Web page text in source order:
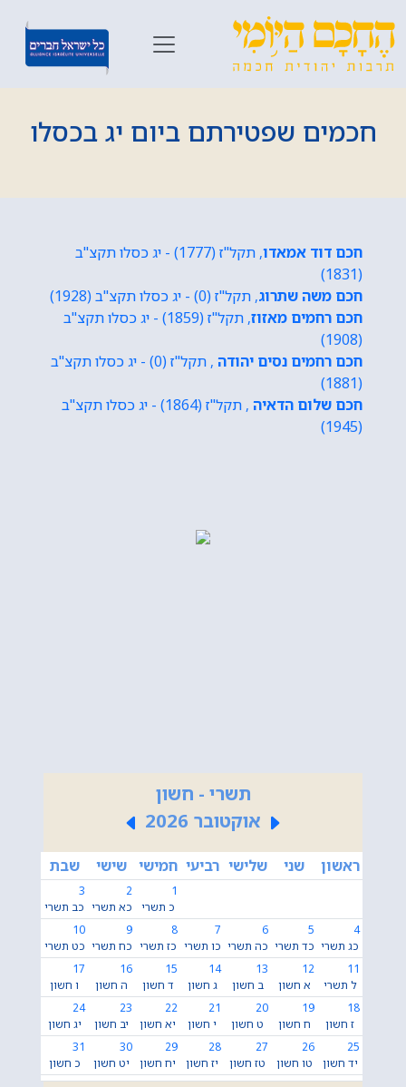
חכמים שפטירתם ביום יג בכסלו
חכם דוד אמאדו
, תקל"ז (1777) - יג כסלו תקצ"ב
(1831)
חכם משה שתרוג, תקל"ז (0) - יג כסלו תקצ"ב (1928)
חכם רחמים מאזוז
, תקל"ז (1859) - יג כסלו תקצ"ב
(1908)
חכם רחמים נסים יהודה
, תקל"ז (0) - יג כסלו תקצ"ב
(1881)
חכם שלום הדאיה
, תקל"ז (1864) - יג כסלו תקצ"ב
(1945)
תשרי - חשון
אוקטובר 2026
ראשון שני שלישי רביעי חמישי שישי שבת
1
כ תשרי
2
כא תשרי
3
כב תשרי
4
כג תשרי
5
כד תשרי
6
כה תשרי
7
כו תשרי
8
כז תשרי
9
כח תשרי
10
כט תשרי
11
ל תשרי
12
א חשון
13
ב חשון
14
ג חשון
15
ד חשון
16
ה חשון
17
ו חשון
18
ז חשון
19
ח חשון
20
ט חשון
21
י חשון
22
יא חשון
23
יב חשון
24
יג חשון
25
יד חשון
26
טו חשון
27
טז חשון
28
יז חשון
29
יח חשון
30
יט חשון
31
כ חשון